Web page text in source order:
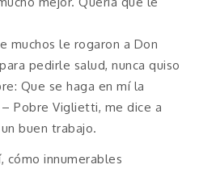
muchos le rogaron a Don
pedirle salud, nunca quiso
Que se haga en mí la
Pobre Viglietti, me dice a
buen trabajo.
cómo innumerables